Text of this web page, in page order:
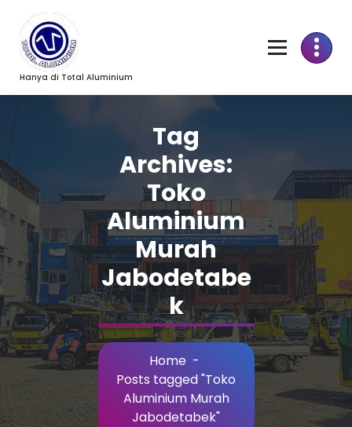
Content
Hanya di Total Aluminium
Tag
Archives:
Toko
Aluminium
Murah
Jabodetabe
k
Home -
Posts tagged "Toko
Aluminium Murah
Jabodetabek"